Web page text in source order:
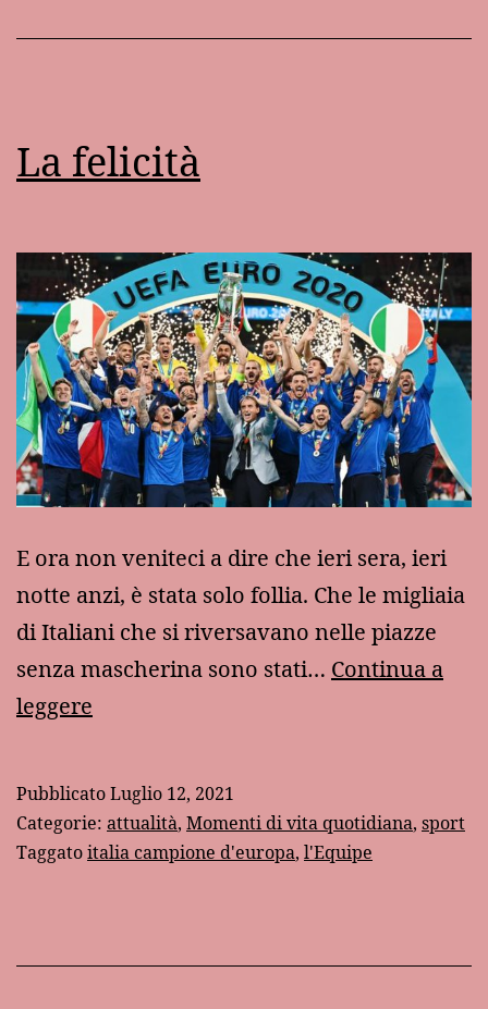
La felicità
E ora non veniteci a dire che ieri sera, ieri
notte anzi, è stata solo follia. Che le migliaia
di Italiani che si riversavano nelle piazze
senza mascherina sono stati… Continua a
leggere
PubblicatoLuglio 12, 2021
Categorie: attualità, Momenti di vita quotidiana, sport
Taggatoitalia campione d'europa, l'Equipe